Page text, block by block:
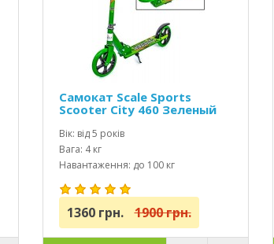
Самокат Scale Sports
Scooter City 460 Зеленый
Вік: від 5 років
Вага: 4 кг
Навантаження: до 100 кг
1360 грн. 1900 грн.